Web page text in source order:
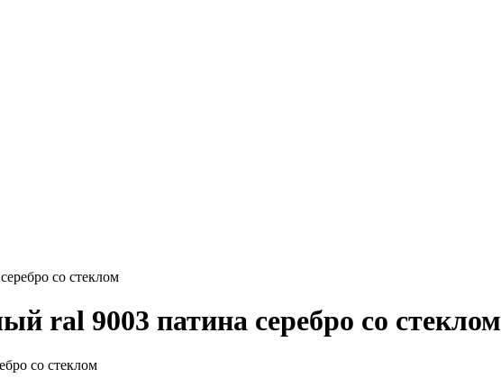
со стеклом
ral 9003 патина серебро со стеклом